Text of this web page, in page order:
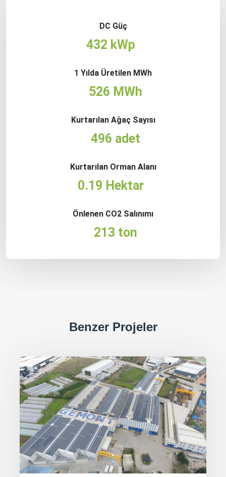
DC Güç
432 kWp
1 Yılda Üretilen MWh
526 MWh
Kurtarılan Ağaç Sayısı
496 adet
Kurtarılan Orman Alanı
0.19 Hektar
Önlenen CO2 Salınımı
213 ton
Benzer Projeler